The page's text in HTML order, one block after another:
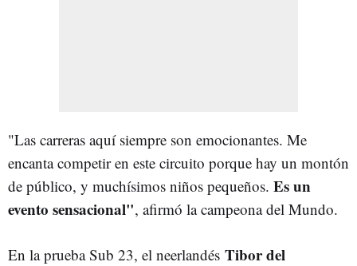
"Las carreras aquí siempre son emocionantes. Me
encanta competir en este circuito porque hay un montón
de público, y muchísimos niños pequeños. Es un
evento sensacional", afirmó la campeona del Mundo.
En la prueba Sub 23, el neerlandés Tibor del